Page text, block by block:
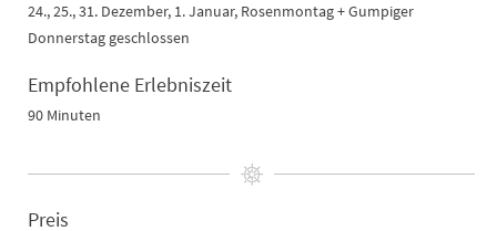
24., 25., 31. Dezember, 1. Januar, Rosenmontag + Gumpiger
Donnerstag geschlossen
Empfohlene Erlebniszeit
90 Minuten
Preis